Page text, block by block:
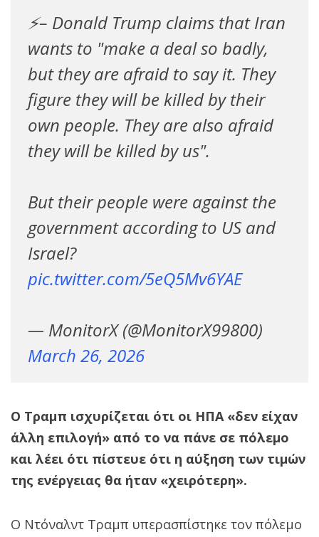
⚡️– Donald Trump claims that Iran
wants to "make a deal so badly,
but they are afraid to say it. They
figure they will be killed by their
own people. They are also afraid
they will be killed by us".
But their people were against the
government according to US and
Israel?
pic.twitter.com/5eQ5Mv6YAE
— MonitorX (@MonitorX99800)
March 26, 2026
Ο Τραμπ ισχυρίζεται ότι οι ΗΠΑ «δεν είχαν
άλλη επιλογή» από το να πάνε σε πόλεμο
και λέει ότι πίστευε ότι η αύξηση των τιμών
της ενέργειας θα ήταν «χειρότερη».
Ο Ντόναλντ Τραμπ υπερασπίστηκε τον πόλεμο